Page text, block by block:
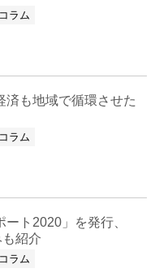
コラム
済も地域で循環させた
コラム
ート2020」を発行、
紹介
コラム